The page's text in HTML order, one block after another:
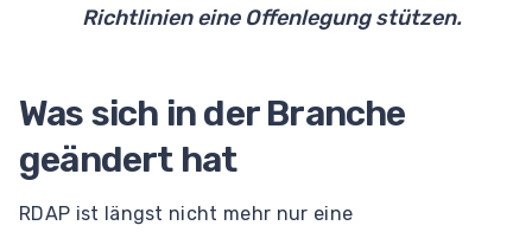
Richtlinien eine Offenlegung stützen.
Was sich in der Branche
geändert hat
RDAP ist längst nicht mehr nur eine